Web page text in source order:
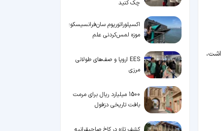
چک کنید
اکسپلوراتوریوم سان‌فرانسیسکو؛
موزه لمس‌کردنی علم
EES اروپا و صف‌های طولانی
مرزی
1500 میلیارد ریال برای مرمت
بافت تاریخی دزفول